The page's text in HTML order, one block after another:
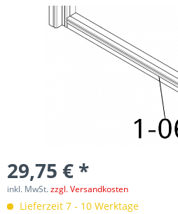
29,75 € *
inkl. MwSt.zzgl. Versandkosten
Lieferzeit 7 - 10 Werktage